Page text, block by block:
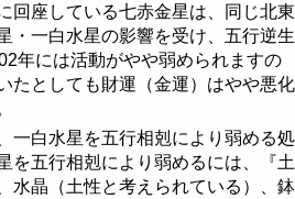
回座している七赤金星は、同じ北東
・一白水星の影響を受け、五行逆生
年には活動がやや弱められますの
たとしても財運（金運）はやや悪化
一白水星を五行相剋により弱める処
を五行相剋により弱めるには、『土
水晶（土性と考えられている）、鉢